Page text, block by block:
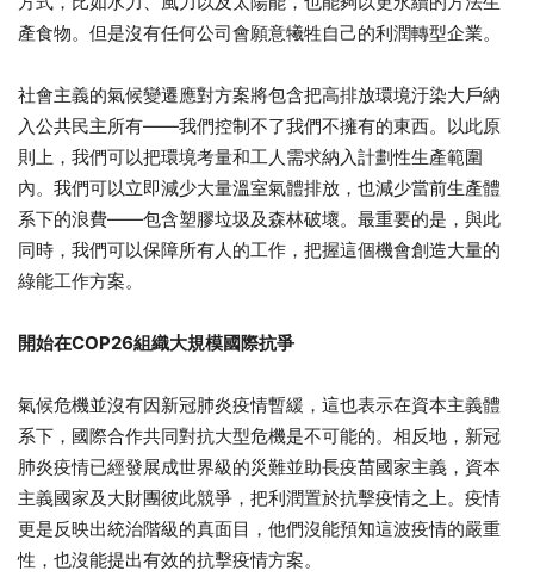
產食物。但是沒有任何公司會願意犧牲自己的利潤轉型企業。
社會主義的氣候變遷應對方案將包含把高排放環境汙染大戶納
入公共民主所有——我們控制不了我們不擁有的東西。以此原
則上，我們可以把環境考量和工人需求納入計劃性生產範圍
內。我們可以立即減少大量溫室氣體排放，也減少當前生產體
系下的浪費——包含塑膠垃圾及森林破壞。最重要的是，與此
同時，我們可以保障所有人的工作，把握這個機會創造大量的
綠能工作方案。
開始在COP26組織大規模國際抗爭
氣候危機並沒有因新冠肺炎疫情暫緩，這也表示在資本主義體
系下，國際合作共同對抗大型危機是不可能的。相反地，新冠
肺炎疫情已經發展成世界級的災難並助長疫苗國家主義，資本
主義國家及大財團彼此競爭，把利潤置於抗擊疫情之上。疫情
更是反映出統治階級的真面目，他們沒能預知這波疫情的嚴重
性，也沒能提出有效的抗擊疫情方案。